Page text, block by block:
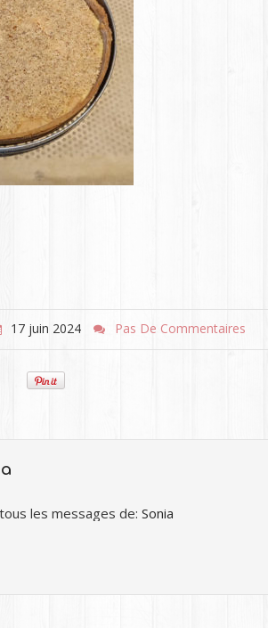
17 juin 2024 Pas De Commentaires
les messages de: Sonia